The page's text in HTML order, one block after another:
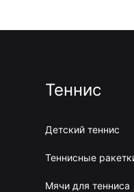
Теннис
Детский теннис
Теннисные
Мячи для тенниса